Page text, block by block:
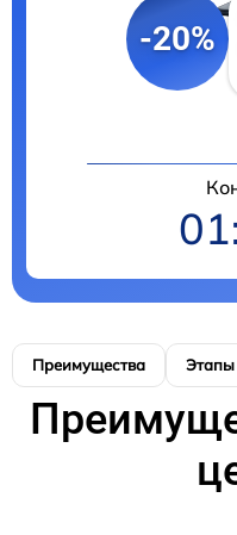
-20%
Преимущества Этапы